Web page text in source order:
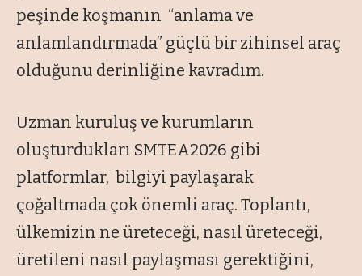
peşinde koşmanın “anlama ve
anlamlandırmada” güçlü bir zihinsel araç
olduğunu derinliğine kavradım.
Uzman kuruluş ve kurumların
oluşturdukları SMTEA2026 gibi
platformlar, bilgiyi paylaşarak
çoğaltmada çok önemli araç. Toplantı,
ülkemizin ne üreteceği, nasıl üreteceği,
üretileni nasıl paylaşması gerektiğini,